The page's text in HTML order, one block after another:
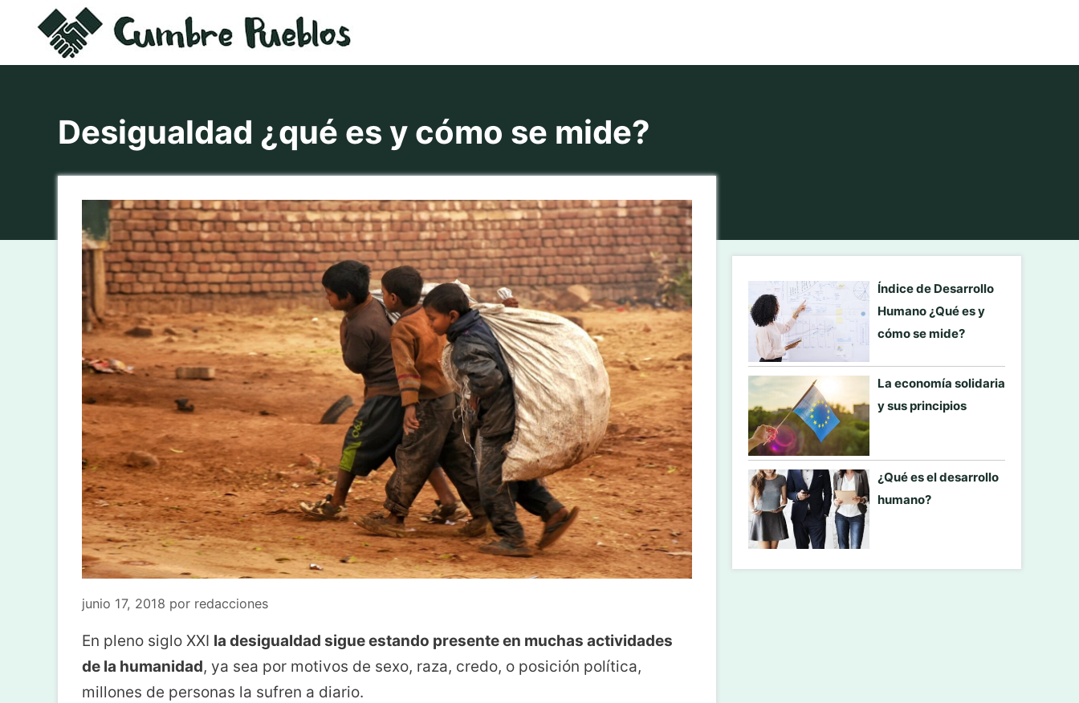
contenido
Desigualdad ¿qué es y cómo se mide?
junio 17, 2018 por redacciones
En pleno siglo XXI la desigualdad sigue estando presente en muchas actividades
de la humanidad, ya sea por motivos de sexo, raza, credo, o posición política,
millones de personas la sufren a diario.
Índice de Desarrollo
Humano ¿Qué es y
cómo se mide?
La economía solidaria
y sus principios
¿Qué es el desarrollo
humano?